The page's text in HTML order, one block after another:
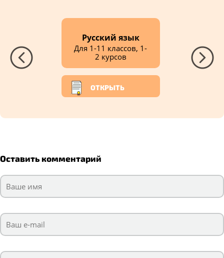
Русский язык
Для 1-11 классов, 1-
2 курсов
ОТКРЫТЬ
Оставить комментарий